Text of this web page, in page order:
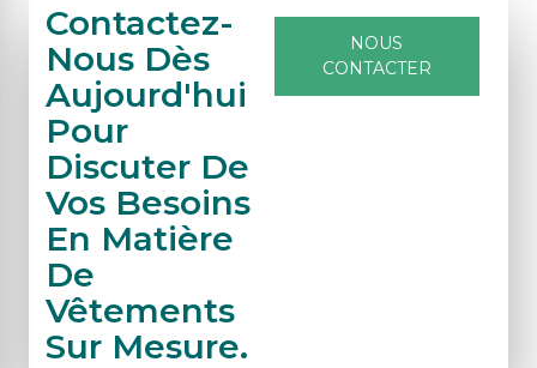
Contactez-
Nous Dès
Aujourd'hui
Pour
Discuter De
Vos Besoins
En Matière
De
Vêtements
Sur Mesure.
NOUS
CONTACTER